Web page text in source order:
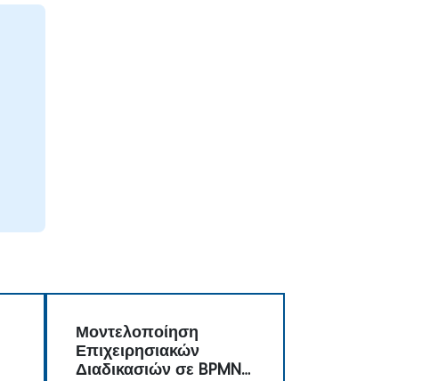
Μοντελοποίηση
Επιχειρησιακών
Διαδικασιών σε BPMN